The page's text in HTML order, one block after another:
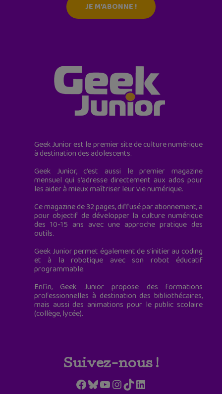
JE M'ABONNE !
Geek Junior est le premier site de culture numérique
à destination des adolescents.
Geek Junior, c’est aussi le premier magazine
mensuel qui s’adresse directement aux ados pour
les aider à mieux maîtriser leur vie numérique.
Ce magazine de 32 pages, diffusé par abonnement, a
pour objectif de développer la culture numérique
des 10-15 ans avec une approche pratique des
outils.
Geek Junior permet également de s'initier au coding
et à la robotique avec son robot éducatif
programmable.
Enfin, Geek Junior propose des formations
professionnelles à destination des bibliothécaires,
mais aussi des animations pour le public scolaire
(collège, lycée).
Suivez-nous !
Facebook
Bluesky
YouTube
Instagram
TikTokLinkedIn